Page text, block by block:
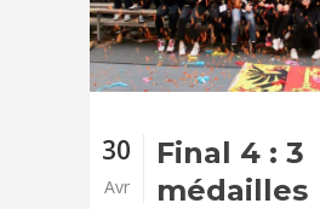
30
Avr
Final 4 : 3
médailles